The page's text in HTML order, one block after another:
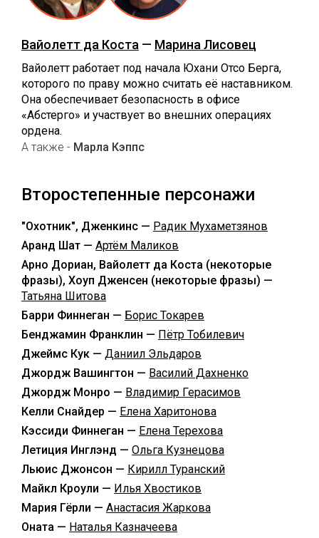
Вайолетт да Коста — Марина Лисовец
Вайолетт работает под начала Юхани Отсо Берга,
которого по праву можно считать её наставником.
Она обеспечивает безопасность в офисе
«Абстерго» и участвует во внешних операциях
ордена.
А также - Марла Кэппс
Второстепенные персонажи
"Охотник", Дженкинс — Радик Мухаметзянов
Аранд Шат — Артём Маликов
Арно Дориан, Вайолетт да Коста (некоторые
фразы), Хоуп Дженсен (некоторые фразы) —
Татьяна Шитова
Барри Финнеган — Борис Токарев
Бенджамин Франклин — Пётр Тобилевич
Джеймс Кук — Даниил Эльдаров
Джордж Вашингтон — Василий Дахненко
Джордж Монро — Владимир Герасимов
Келли Снайдер — Елена Харитонова
Кэссиди Финнеган — Елена Терехова
Летиция Инглэнд — Ольга Кузнецова
Льюис Джонсон — Кирилл Туранский
Майкл Кроули — Илья Хвостиков
Мария Гёрли — Анастасия Жаркова
Оната — Наталья Казначеева